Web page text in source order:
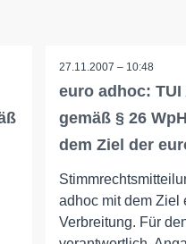
27.11.2007 – 10:48
euro adhoc:
gemäß § 26
dem Ziel der
adhoc mit dem Ziel
Verbreitung. Für